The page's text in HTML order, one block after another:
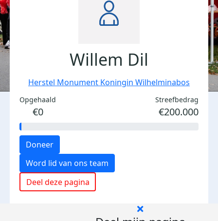
Willem Dil
Herstel Monument Koningin Wilhelminabos
Opgehaald
€0
Streefbedrag
€200.000
Doneer
Word lid van ons team
Deel deze pagina